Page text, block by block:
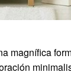
magnífica